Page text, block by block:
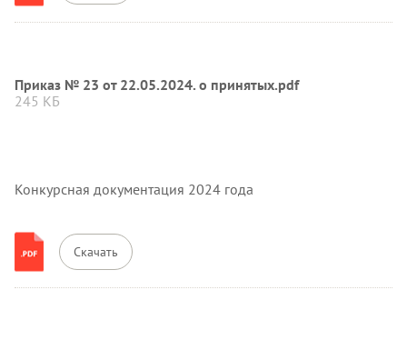
Приказ № 23 от 22.05.2024. о принятых.pdf
245 КБ
Конкурсная документация 2024 года
Скачать